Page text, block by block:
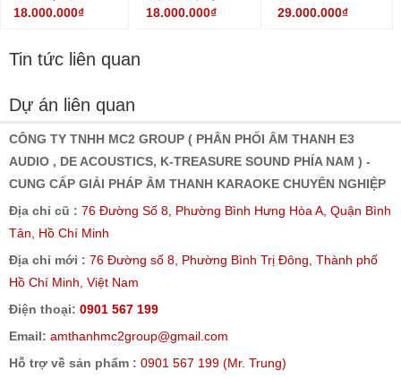
25cm)
18.000.000₫
18.000.000₫
29.000.000₫
Tin tức liên quan
Dự án liên quan
CÔNG TY TNHH MC2 GROUP ( PHÂN PHỐI ÂM THANH E3
AUDIO , DE ACOUSTICS, K-TREASURE SOUND PHÍA NAM ) -
CUNG CẤP GIẢI PHÁP ÂM THANH KARAOKE CHUYÊN NGHIỆP
Địa chỉ cũ : 76 Đường Số 8, Phường Bình Hưng Hòa A, Quận Bình
Tân, Hồ Chí Minh
Địa chỉ mới : 76 Đường số 8, Phường Bình Trị Đông, Thành phố
Hồ Chí Minh, Việt Nam
Điện thoại: 0901 567 199
Email: amthanhmc2group@gmail.com
Hỗ trợ về sản phẩm : 0901 567 199 (Mr. Trung)